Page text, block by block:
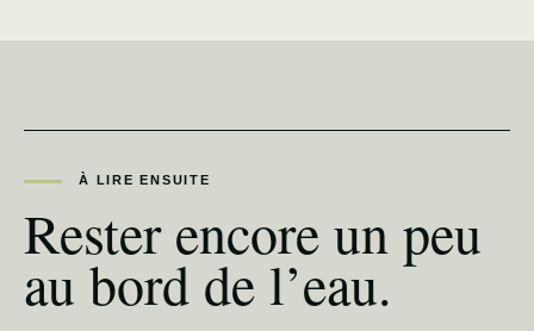
À LIRE ENSUITE
Rester encore un peu
au bord de l’eau.